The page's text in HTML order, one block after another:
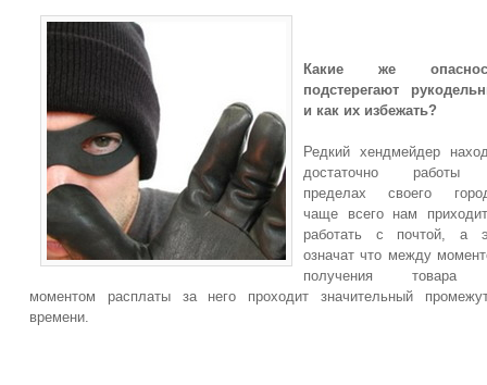
Какие же
подстерегают
и как их избежать?
Редкий хендмейдер
достаточно
пределах своего
чаще всего нам
работать с почтой, а
означат что между
получения
моментом расплаты за него проходит значительный
времени.